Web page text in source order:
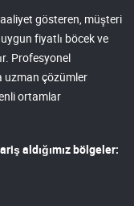
gösteren, müşteri
fiyatlı böcek ve
Profesyonel
uzman çözümler
ortamlar
aldığımız bölgeler: